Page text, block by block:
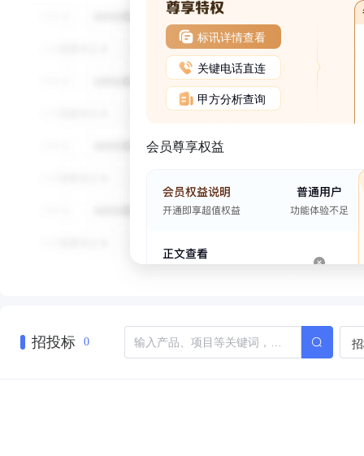
标讯详情查看
关键电话直连
甲方分析查询
会员尊享权益
招投标 0